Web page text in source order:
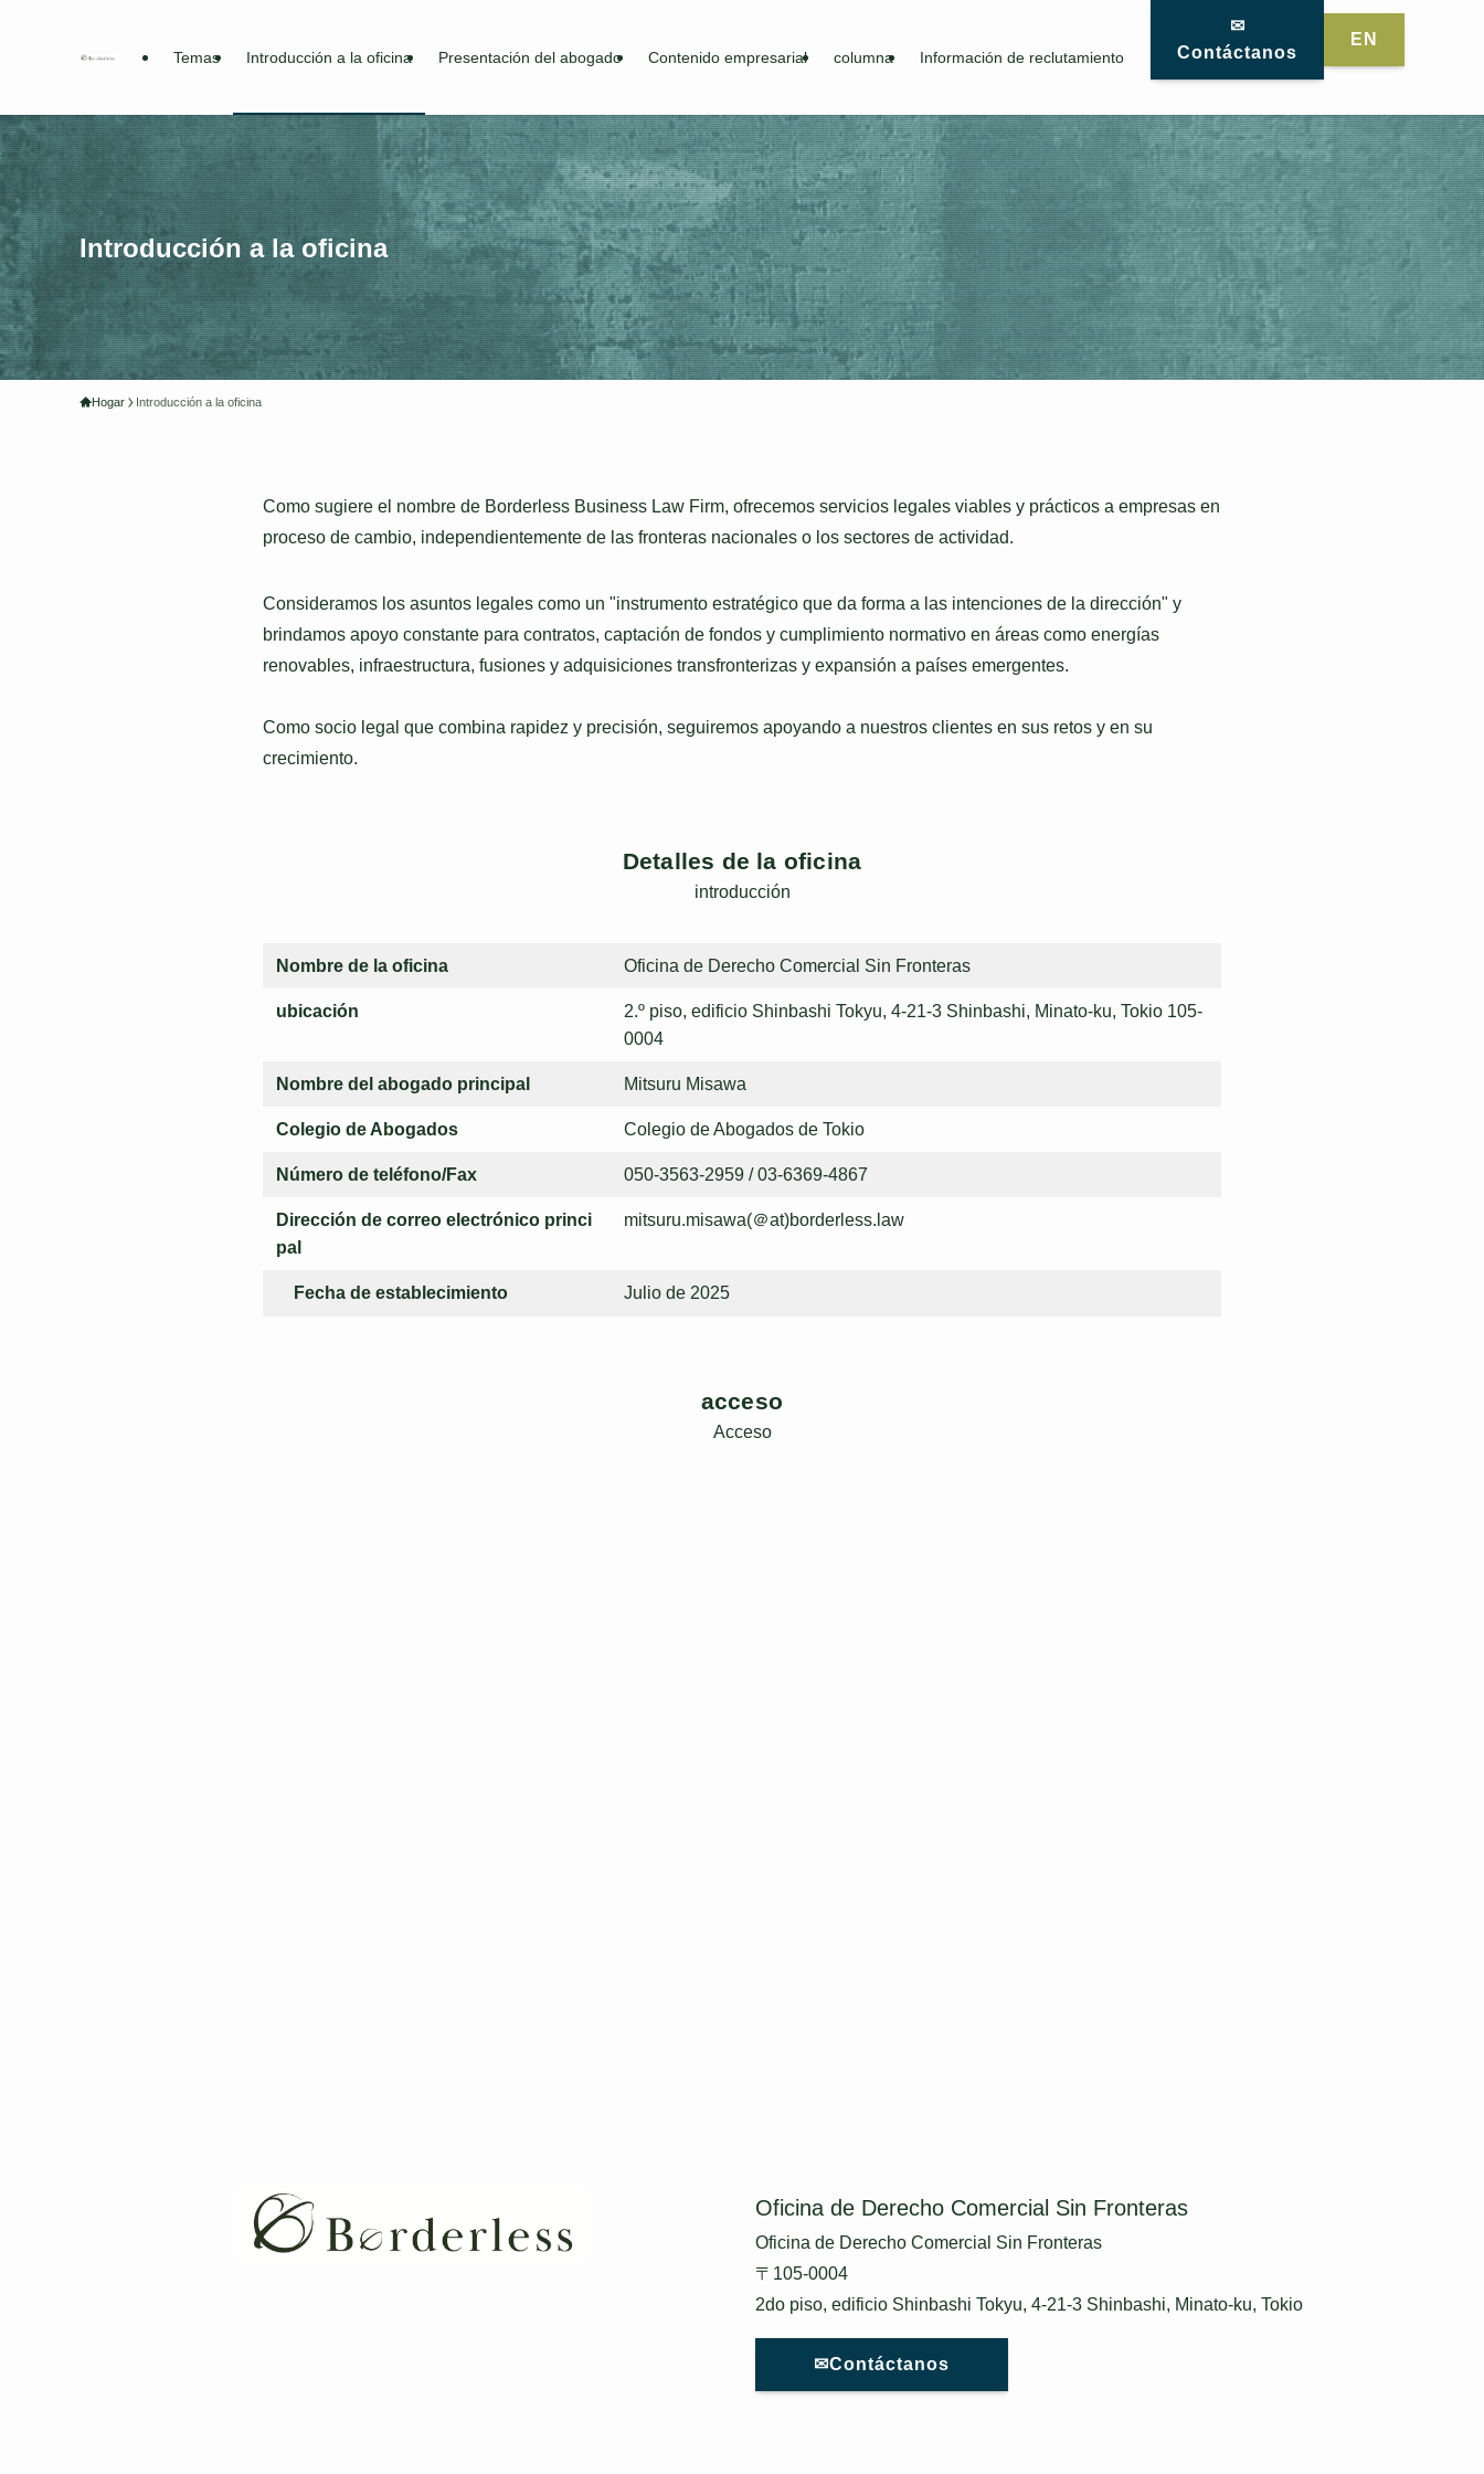
Temas Introducción a la oficina Presentación del abogado Contenido empresarial columna Información de reclutamiento
✉
Contáctanos
EN
Introducción a la oficina
Hogar Introducción a la oficina
Como sugiere el nombre de Borderless Business Law Firm, ofrecemos servicios legales viables y prácticos a empresas en
proceso de cambio, independientemente de las fronteras nacionales o los sectores de actividad.
Consideramos los asuntos legales como un "instrumento estratégico que da forma a las intenciones de la dirección" y
brindamos apoyo constante para contratos, captación de fondos y cumplimiento normativo en áreas como energías
renovables, infraestructura, fusiones y adquisiciones transfronterizas y expansión a países emergentes.
Como socio legal que combina rapidez y precisión, seguiremos apoyando a nuestros clientes en sus retos y en su
crecimiento.
Detalles de la oficina
introducción
Nombre de la oficina Oficina de Derecho Comercial Sin Fronteras
ubicación
2.º piso, edificio Shinbashi Tokyu, 4-21-3 Shinbashi, Minato-ku, Tokio 105-
0004
Nombre del abogado principal Mitsuru Misawa
Colegio de Abogados Colegio de Abogados de Tokio
Número de teléfono/Fax 050-3563-2959 / 03-6369-4867
Dirección de correo electrónico princi
pal
mitsuru.misawa(＠at)borderless.law
Fecha de establecimiento Julio de 2025
acceso
Acceso
Oficina de Derecho Comercial Sin Fronteras
Oficina de Derecho Comercial Sin Fronteras
〒105-0004
2do piso, edificio Shinbashi Tokyu, 4-21-3 Shinbashi, Minato-ku, Tokio
✉Contáctanos